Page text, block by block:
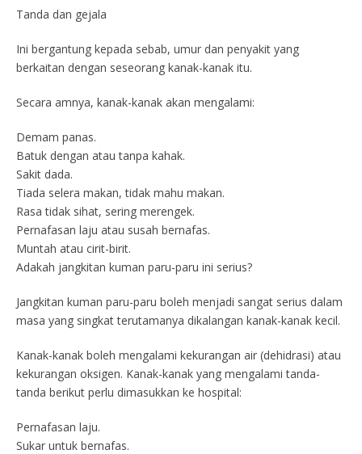
Tanda dan gejala
Ini bergantung kepada sebab, umur dan penyakit yang
berkaitan dengan seseorang kanak-kanak itu.
Secara amnya, kanak-kanak akan mengalami:
Demam panas.
Batuk dengan atau tanpa kahak.
Sakit dada.
Tiada selera makan, tidak mahu makan.
Rasa tidak sihat, sering merengek.
Pernafasan laju atau susah bernafas.
Muntah atau cirit-birit.
Adakah jangkitan kuman paru-paru ini serius?
Jangkitan kuman paru-paru boleh menjadi sangat serius dalam
masa yang singkat terutamanya dikalangan kanak-kanak kecil.
Kanak-kanak boleh mengalami kekurangan air (dehidrasi) atau
kekurangan oksigen. Kanak-kanak yang mengalami tanda-
tanda berikut perlu dimasukkan ke hospital:
Pernafasan laju.
Sukar untuk bernafas.